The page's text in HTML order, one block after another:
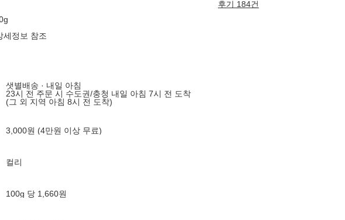
후기 184건
세정보 참조
샛별배송 · 내일 아침
23시 전 주문 시 수도권/충청 내일 아침 7시 전 도착
(그 외 지역 아침 8시 전 도착)
3,000원 (4만원 이상 무료)
컬리
100g 당 1,660원